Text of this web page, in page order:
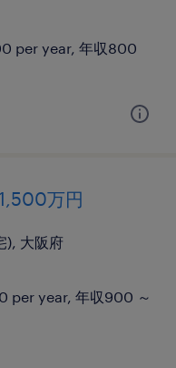
per year, 年収800
万円
), 大阪府
per year, 年収900 ～